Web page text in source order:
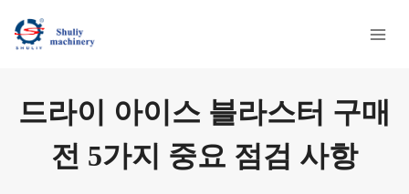
드라이 아이스 블라스터 구매
전 5가지 중요 점검 사항